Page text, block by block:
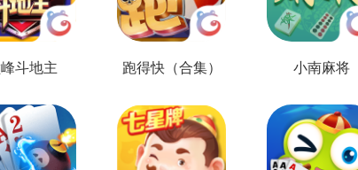
斗地主 跑得快（合集） 小南麻将